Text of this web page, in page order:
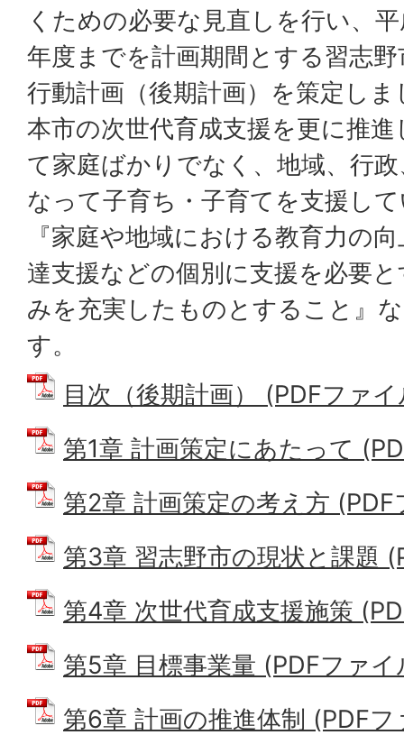
くための必要な見直しを行い、
年度までを計画期間とする習志
行動計画（後期計画）を策定し
本市の次世代育成支援を更に推
て家庭ばかりでなく、地域、行
なって子育ち・子育てを支援し
『家庭や地域における教育力の
達支援などの個別に支援を必要
みを充実したものとすること』
す。
目次（後期計画） (PDFファ
第1章 計画策定にあたって
第2章 計画策定の考え方
第3章 習志野市の現状と課題
第4章 次世代育成支援施策
第5章 目標事業量 (PDFファ
第6章 計画の推進体制 (PDF